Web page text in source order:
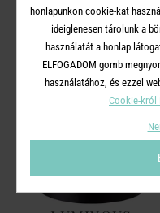
honlapunkon cookie-kat
ideiglenesen tárolunk a
használatát a honlap
ELFOGADOM gomb
használatához, és ezzel
Cookie-król